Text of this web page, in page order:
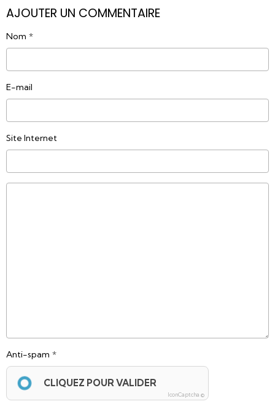
AJOUTER UN COMMENTAIRE
Nom
E-mail
Site Internet
Anti-spam
CLIQUEZ POUR VALIDER
IconCaptcha ©